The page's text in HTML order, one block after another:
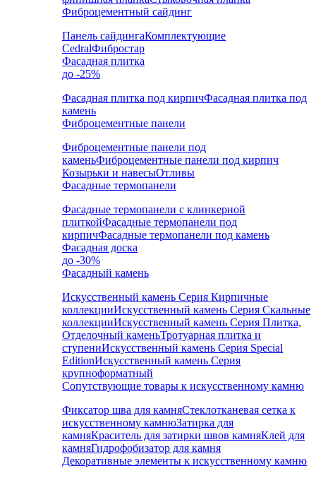
Фиброцементный сайдинг
Панель сайдингаКомплектующие
CedralФибростар
Фасадная плитка
до -25%
Фасадная плитка под кирпичФасадная плитка под
камень
Фиброцементные панели
Фиброцементные панели под
каменьФиброцементные панели под кирпич
Козырьки и навесыОтливы
Фасадные термопанели
Фасадные термопанели с клинкерной
плиткойФасадные термопанели под
кирпичФасадные термопанели под камень
Фасадная доска
до -30%
Фасадный камень
Искусственный камень Серия Кирпичные
коллекцииИскусственный камень Серия Скальные
коллекцииИскусственный камень Серия Плитка,
Отделочный каменьТротуарная плитка и
ступениИскусственный камень Серия Special
EditionИскусственный камень Серия
крупноформатный
Сопутствующие товары к искусственному камню
Фиксатор шва для камняСтеклотканевая сетка к
искусственному камнюЗатирка для
камняКраситель для затирки швов камняКлей для
камняГидрофобизатор для камня
Декоративные элементы к искусственному камню